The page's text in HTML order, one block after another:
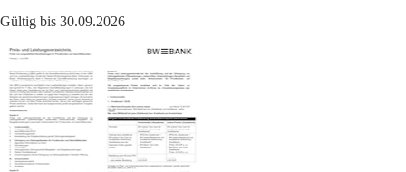
Gültig bis 30.09.2026